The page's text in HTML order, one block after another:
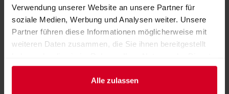
Verwendung unserer Website an unsere Partner für
soziale Medien, Werbung und Analysen weiter. Unsere
Partner führen diese Informationen möglicherweise mit
weiteren Daten zusammen, die Sie ihnen bereitgestellt
gesammelt haben.
Alle zulassen